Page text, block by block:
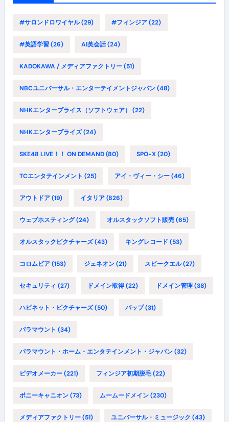
#サロンドロワイヤル(29) #フィンジア(22)
#英語学習(26) AI英会話(24)
KADOKAWA / メディアファクトリー(51)
NBCユニバーサル・エンターテイメントジャパン(48)
NHKエンタープライス（ソフトウェア） (22)
NHKエンタープライズ(24)
SKE48 LIVE！！ ON DEMAND(80) SPO-X(20)
TCエンタテインメント (25) アイ・ヴィー・シー(46)
アウトドア(19) イタリア(826)
ウェブホスティング(24) オルスタックソフト販売(65)
オルスタックピクチャーズ(43) キングレコード (53)
コロムビア(153) ジェネオン(21) スピークエル(27)
セキュリティ (27) ドメイン取得(22) ドメイン管理(38)
ハピネット・ピクチャーズ(50) バップ(31)
パラマウント (34)
パラマウント・ホーム・エンタテインメント・ジャパン(32)
ビデオメーカー(221) フィンジア初期脱毛(22)
ポニーキャニオン(73) ムームードメイン(230)
メディアファクトリー(51) ユニバーサル・ミュージック (43)